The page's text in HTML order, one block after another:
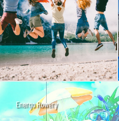
Energo Rowery